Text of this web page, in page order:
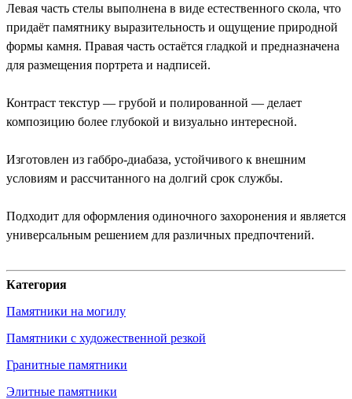
Левая часть стелы выполнена в виде естественного скола, что
придаёт памятнику выразительность и ощущение природной
формы камня. Правая часть остаётся гладкой и предназначена
для размещения портрета и надписей.
Контраст текстур — грубой и полированной — делает
композицию более глубокой и визуально интересной.
Изготовлен из габбро-диабаза, устойчивого к внешним
условиям и рассчитанного на долгий срок службы.
Подходит для оформления одиночного захоронения и является
универсальным решением для различных предпочтений.
Категория
Памятники на могилу
Памятники с художественной резкой
Гранитные памятники
Элитные памятники